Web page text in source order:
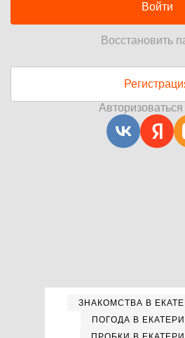
Войти
Восстановить
Авторизоваться
ЗНАКОМСТВА В
ПОГОДА В